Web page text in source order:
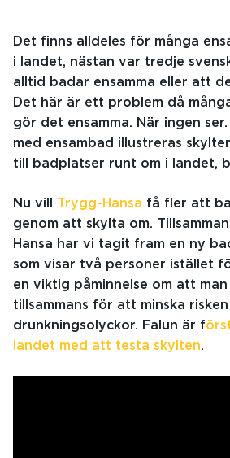
Det finns alldeles för många
i landet, nästan var tredje
alltid badar ensamma eller att
Det här är ett problem då
gör det ensamma. När ingen
med ensambad illustreras
till badplatser runt om i landet,
Nu vill Trygg-Hansa få fler att
genom att skylta om.
Hansa har vi tagit fram en ny
som visar två personer istället
en viktig påminnelse om att
tillsammans för att minska
drunkningsolyckor. Falun är f
landet med att testa skylten.